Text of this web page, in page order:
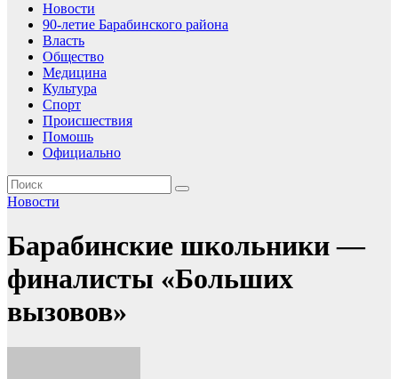
Новости
90-летие Барабинского района
Власть
Общество
Медицина
Культура
Спорт
Происшествия
Помошь
Официально
Новости
Барабинские школьники —
финалисты «Больших
вызовов»